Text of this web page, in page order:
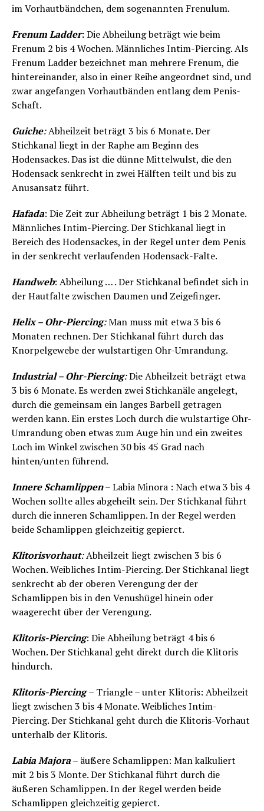
im Vorhautbändchen, dem sogenannten Frenulum.
Frenum Ladder:Die Abheilung beträgt wie beim
Frenum 2 bis 4 Wochen. Männliches Intim-Piercing. Als
Frenum Ladder bezeichnet man mehrere Frenum, die
hintereinander, also in einer Reihe angeordnet sind, und
zwar angefangen Vorhautbänden entlang dem Penis-
Schaft.
Guiche:Abheilzeit beträgt 3 bis 6 Monate. Der
Stichkanal liegt in der Raphe am Beginn des
Hodensackes. Das ist die dünne Mittelwulst, die den
Hodensack senkrecht in zwei Hälften teilt und bis zu
Anusansatz führt.
Hafada: Die Zeit zur Abheilung beträgt 1 bis 2 Monate.
Männliches Intim-Piercing. Der Stichkanal liegt in
Bereich des Hodensackes, in der Regel unter dem Penis
in der senkrecht verlaufenden Hodensack-Falte.
Handweb: Abheilung … . Der Stichkanal befindet sich in
der Hautfalte zwischen Daumen und Zeigefinger.
Helix – Ohr-Piercing:Man muss mit etwa 3 bis 6
Monaten rechnen. Der Stichkanal führt durch das
Knorpelgewebe der wulstartigen Ohr-Umrandung.
Industrial – Ohr-Piercing:Die Abheilzeit beträgt etwa
3 bis 6 Monate. Es werden zwei Stichkanäle angelegt,
durch die gemeinsam ein langes Barbell getragen
werden kann. Ein erstes Loch durch die wulstartige Ohr-
Umrandung oben etwas zum Auge hin und ein zweites
Loch im Winkel zwischen 30 bis 45 Grad nach
hinten/unten führend.
Innere Schamlippen– Labia Minora : Nach etwa 3 bis 4
Wochen sollte alles abgeheilt sein. Der Stichkanal führt
durch die inneren Schamlippen. In der Regel werden
beide Schamlippen gleichzeitig gepierct.
Klitorisvorhaut:Abheilzeit liegt zwischen 3 bis 6
Wochen. Weibliches Intim-Piercing. Der Stichkanal liegt
senkrecht ab der oberen Verengung der der
Schamlippen bis in den Venushügel hinein oder
waagerecht über der Verengung.
Klitoris-Piercing: Die Abheilung beträgt 4 bis 6
Wochen. Der Stichkanal geht direkt durch die Klitoris
hindurch.
Klitoris-Piercing – Triangle – unter Klitoris: Abheilzeit
liegt zwischen 3 bis 4 Monate. Weibliches Intim-
Piercing. Der Stichkanal geht durch die Klitoris-Vorhaut
unterhalb der Klitoris.
Labia Majora– äußere Schamlippen: Man kalkuliert
mit 2 bis 3 Monte. Der Stichkanal führt durch die
äußeren Schamlippen. In der Regel werden beide
Schamlippen gleichzeitig gepierct.